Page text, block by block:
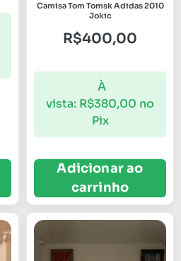
Camisa Tom Tomsk Adidas 2010
Jokic
R$400,00
À
vista: R$380,00 no
Pix
Adicionar ao
carrinho